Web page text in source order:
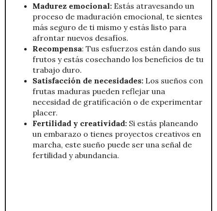
Madurez emocional: Estás atravesando un
proceso de maduración emocional, te sientes
más seguro de ti mismo y estás listo para
afrontar nuevos desafíos.
Recompensa: Tus esfuerzos están dando sus
frutos y estás cosechando los beneficios de tu
trabajo duro.
Satisfacción de necesidades: Los sueños con
frutas maduras pueden reflejar una
necesidad de gratificación o de experimentar
placer.
Fertilidad y creatividad: Si estás planeando
un embarazo o tienes proyectos creativos en
marcha, este sueño puede ser una señal de
fertilidad y abundancia.